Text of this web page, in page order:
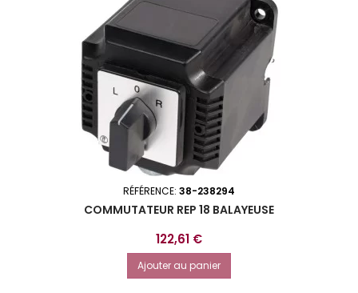
RÉFÉRENCE: 38-238294
COMMUTATEUR REP 18 BALAYEUSE
Prix
122,61 €
Ajouter au panier